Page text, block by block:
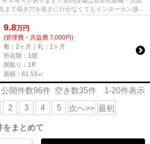
まで覗き穴を覗きに行かなくてもインターホン越し
9.8万円
(管理費・共益費 7,000円)
敷：2ヶ月｜礼：1ヶ月
所在階：1階
間取り：1R
面積：61.53㎡
開件数96件 空き数35件 1-20件表示
2 3 4 5 次へ>> 最初
をまとめて